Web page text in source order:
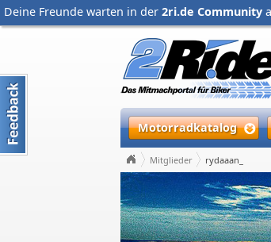
Deine Freunde warten in der 2ri.de Community
Motorradkatalog
Mitglieder rydaaan_